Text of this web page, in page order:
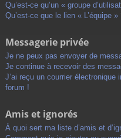
Qu’est-ce qu’un « groupe
Qu’est-ce que le lien « L’équipe »
Messagerie privée
Je ne peux pas envoyer de
Je continue à recevoir des
J’ai reçu un courrier électronique
forum !
Amis et ignorés
À quoi sert ma liste d’amis et